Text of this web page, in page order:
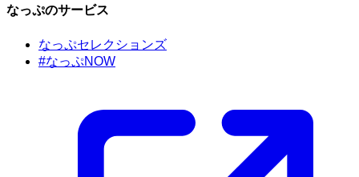
なっぷのサービス
なっぷセレクションズ
#なっぷNOW